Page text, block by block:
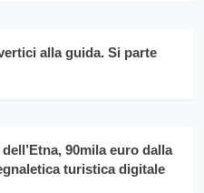
alla guida. Si parte
90mila euro dalla
turistica digitale